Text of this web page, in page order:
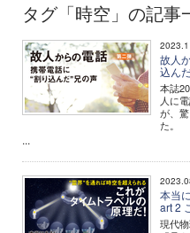
タグ「時空」の記事
故人
込ん
本誌
人に
が、
た。
...
本当
art 2
現代